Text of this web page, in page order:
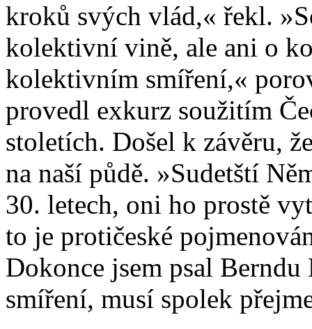
kroků svých vlád,« řekl.
kolektivní vině, ale ani o
kolektivním smíření,«
provedl exkurz soužitím
stoletích. Došel k závěru,
na naší půdě. »Sudetští
30. letech, oni ho prostě
to je protičeské
Dokonce jsem psal
smíření, musí spolek